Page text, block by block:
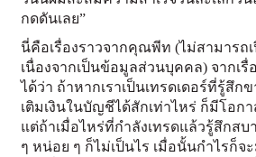
กดดันเลย”
นี่คือเรื่องราวจากคุณพีท (ไม่สามารถเ
เนื่องจากเป็นข้อมูลส่วนบุคคล) จากเ
ได้ว่า ถ้าหากเราเป็นเทรดเดอร์ที่รู้สึ
เติมเงินในบัญชีได้สักเท่าไหร่ ก็มีโอก
แต่ถ้าเมื่อไหร่ที่กำลังเทรดแล้วรู้สึกส
ๆ หน่อย ๆ ก็ไม่เป็นไร เมื่อนั้นกำไรก็จ